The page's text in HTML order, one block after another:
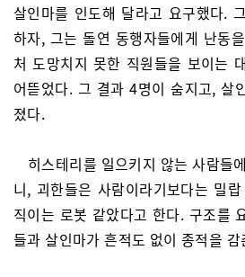
살인마를 인도해 달라고 요구했다.
하자, 그는 돌연 동행자들에게 난동
처 도망치지 못한 직원들을 보이는
어뜯었다. 그 결과 4명이 숨지고, 살
졌다.
히스테리를 일으키지 않는 사람들
니, 괴한들은 사람이라기보다는 밀
직이는 로봇 같았다고 한다. 구조를
들과 살인마가 흔적도 없이 종적을